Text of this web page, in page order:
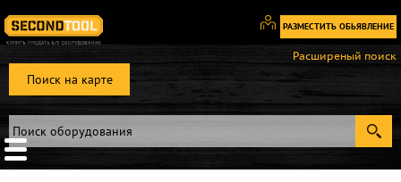
РАЗМЕСТИТЬ ОБЬЯВЛЕНИЕ
Вход
Регистрация
Поиск на карте
Расширеный поиск